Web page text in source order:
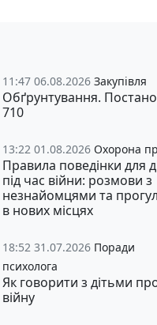
11:47 06.08.2026 Закупівля
Обґрунтування.
710
13:22 01.08.2026 Охорона
Правила поведінки для
під час війни: розмови з
незнайомцями та
в нових місцях
18:52 31.07.2026 Поради
психолога
Як говорити з дітьми
війну